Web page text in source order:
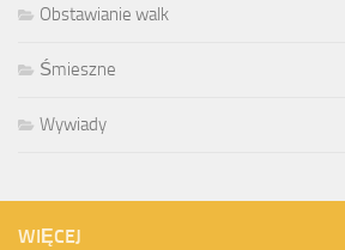
Obstawianie walk
Śmieszne
Wywiady
WIĘCEJ